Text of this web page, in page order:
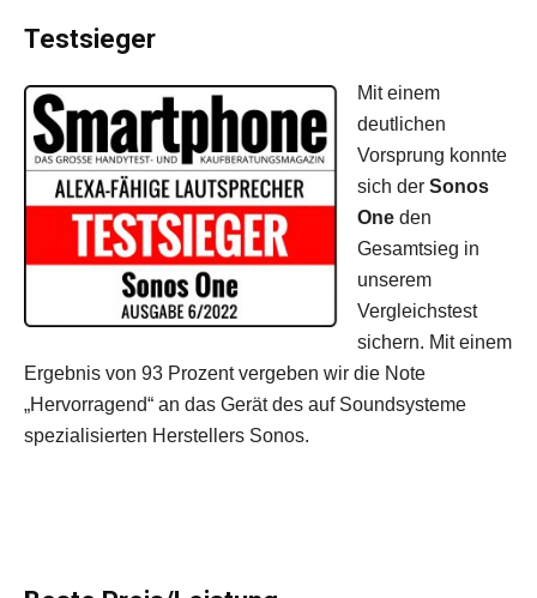
Testsieger
Mit einem
deutlichen
Vorsprung konnte
sich der Sonos
One den
Gesamtsieg in
unserem
Vergleichstest
sichern. Mit einem
Ergebnis von 93 Prozent vergeben wir die Note
„Hervorragend“ an das Gerät des auf Soundsysteme
spezialisierten Herstellers Sonos.